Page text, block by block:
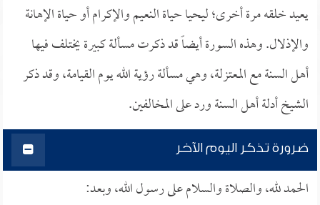
يعيد خلقه مرة أخرى؛ ليحيا حياة النعيم والإكرام أو حياة الإهانة
والإذلال. وهذه السورة أيضاً قد ذكرت مسألة كبيرة يختلف فيها
أهل السنة مع المعتزلة، وهي مسألة رؤية الله يوم القيامة، وقد ذكر
الشيخ أدلة أهل السنة ورد على المخالفين.
ضرورة تذكر اليوم الآخر
الحمد لله، والصلاة والسلام على رسول الله، وبعد: